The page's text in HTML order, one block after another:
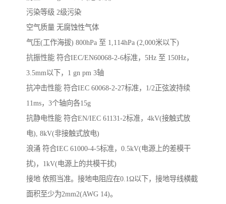
污染等级 2级污染
空气质量 无腐蚀性气体
气压(工作海拔) 800hPa 至 1,114hPa (2,000米以下)
抗振性能 符合IEC/EN60068-2-6标准，5Hz 至 150Hz，
3.5mm以下，1 gn pm 3轴
抗冲击性能 符合IEC 60068-2-27标准，1/2正弦波持续
11ms，3个轴向各15g
抗静电性能 符合EN/IEC 61131-2标准，4kV(接触式放
电), 8kV(非接触式放电)
浪涌 符合IEC 61000-4-5标准，0.5kV(电源上的差模干
扰)，1kV(电源上的共模干扰)
接地 依照当准。接地电阻应在0.1Ω以下，接地导线横截
面积至少为2mm2(AWG 14)。